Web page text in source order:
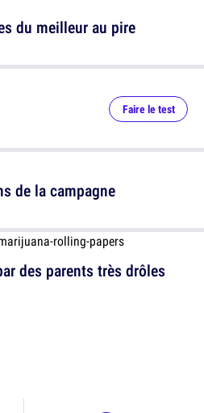
du meilleur au pire
des parents très drôles
Faire le test
de la campagne